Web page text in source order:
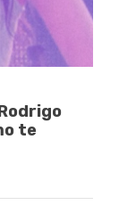
te